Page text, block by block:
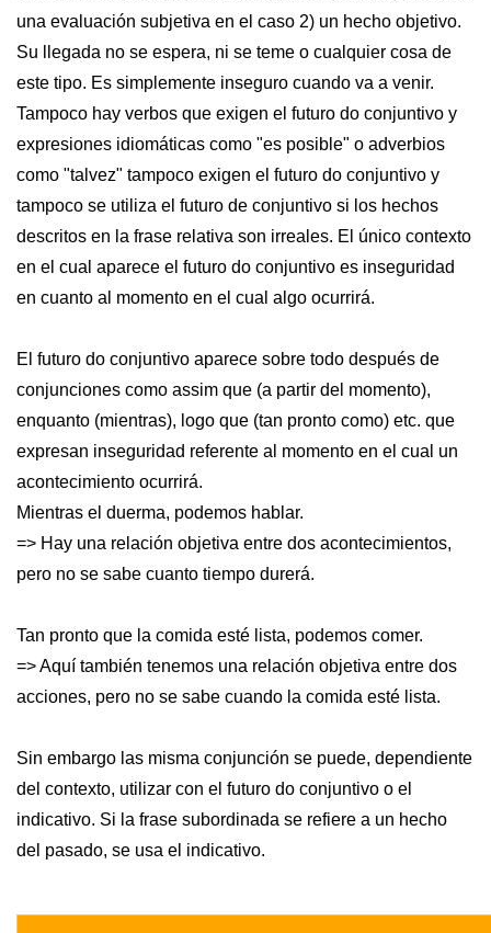
una evaluación subjetiva en el caso 2) un hecho objetivo.
Su llegada no se espera, ni se teme o cualquier cosa de
este tipo. Es simplemente inseguro cuando va a venir.
Tampoco hay verbos que exigen el futuro do conjuntivo y
expresiones idiomáticas como "es posible" o adverbios
como "talvez" tampoco exigen el futuro do conjuntivo y
tampoco se utiliza el futuro de conjuntivo si los hechos
descritos en la frase relativa son irreales. El único contexto
en el cual aparece el futuro do conjuntivo es inseguridad
en cuanto al momento en el cual algo ocurrirá.
El futuro do conjuntivo aparece sobre todo después de
conjunciones como assim que (a partir del momento),
enquanto (mientras), logo que (tan pronto como) etc. que
expresan inseguridad referente al momento en el cual un
acontecimiento ocurrirá.
Mientras el duerma, podemos hablar.
=> Hay una relación objetiva entre dos acontecimientos,
pero no se sabe cuanto tiempo durerá.
Tan pronto que la comida esté lista, podemos comer.
=> Aquí también tenemos una relación objetiva entre dos
acciones, pero no se sabe cuando la comida esté lista.
Sin embargo las misma conjunción se puede, dependiente
del contexto, utilizar con el futuro do conjuntivo o el
indicativo. Si la frase subordinada se refiere a un hecho
del pasado, se usa el indicativo.